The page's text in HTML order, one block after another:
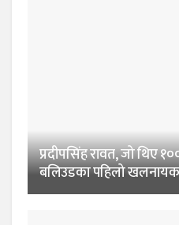
प्रदीपसिंह रावत, जो थिए
बलिउडका पहिलो खलनायक